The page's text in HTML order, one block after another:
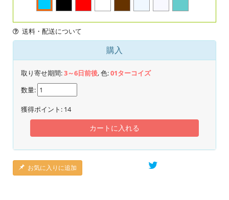
送料・配送について
購入
取り寄せ期間:3～6日前後, 色:01ターコイズ
数量:
獲得ポイント: 14
カートに入れる
お気に入りに追加